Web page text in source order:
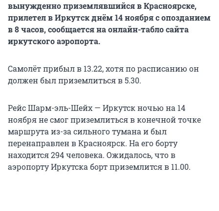
вынужденно приземлявшийся в Красноярске,
прилетел в Иркутск днём 14 ноября с опозданием
в 8 часов, сообщается на онлайн-табло сайта
иркутского аэропорта.
Самолёт прибыл в 13.22, хотя по расписанию он
должен был приземлиться в 5.30.
Рейс Шарм-эль-Шейх — Иркутск ночью на 14
ноября не смог приземлиться в конечной точке
маршрута из-за сильного тумана и был
перенаправлен в Красноярск. На его борту
находится 294 человека. Ожидалось, что в
аэропорту Иркутска борт приземлится в 11.00.